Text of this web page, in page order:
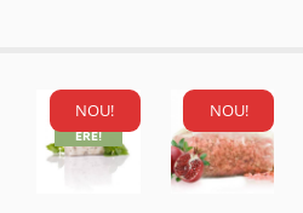
NOU!
REDUC
ERE!
NOU!